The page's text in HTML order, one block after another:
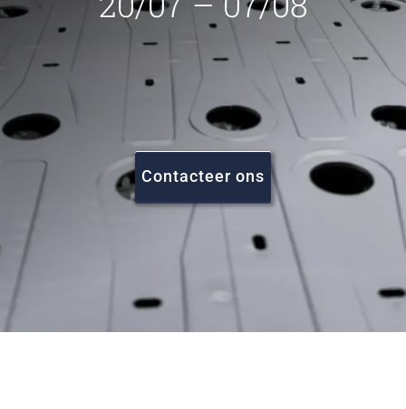
Poederlakken
Projecten
FAQ
Vacatures
Contacteer ons